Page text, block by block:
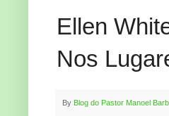
Ellen
Nos
By Blog do Pastor Manoel